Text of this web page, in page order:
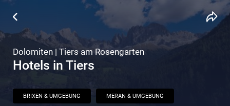
Dolomiten | Tiers am Rosengarten
Hotels in Tiers
BRIXEN & UMGEBUNG MERAN & UMGEBUNG